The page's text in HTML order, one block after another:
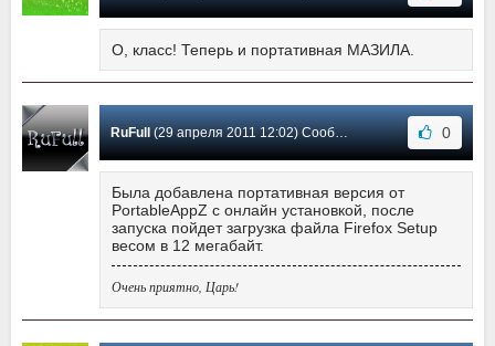
О, класс! Теперь и портативная МАЗИЛА.
RuFull(29 апреля 2011 12:02) Сообщение #26 0
Была добавлена портативная версия от
PortableAppZ с онлайн установкой, после
запуска пойдет загрузка файла Firefox Setup
весом в 12 мегабайт.
Очень приятно, Царь!